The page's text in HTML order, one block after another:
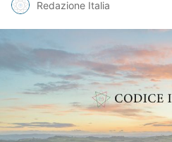
Redazione Italia